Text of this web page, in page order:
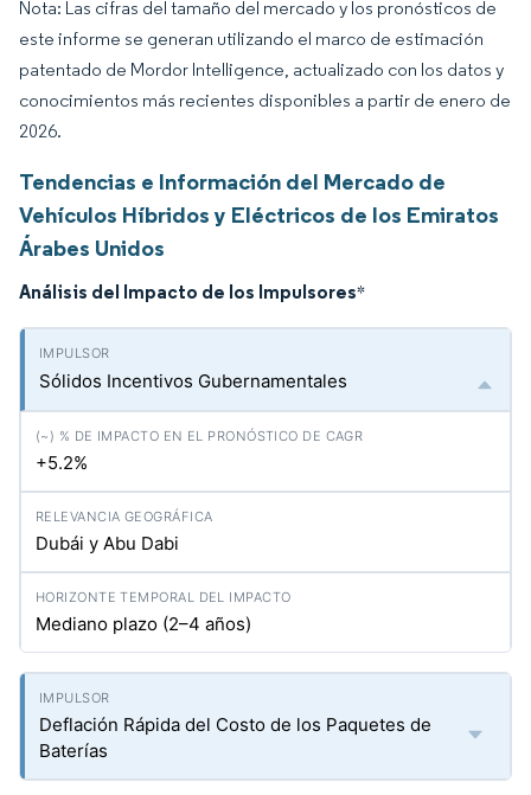
Nota: Las cifras del tamaño del mercado y los pronósticos de
este informe se generan utilizando el marco de estimación
patentado de Mordor Intelligence, actualizado con los datos y
conocimientos más recientes disponibles a partir de enero de
2026.
Tendencias e Información del Mercado de
Vehículos Híbridos y Eléctricos de los Emiratos
Árabes Unidos
Análisis del Impacto de los Impulsores*
Sólidos Incentivos Gubernamentales
+5.2%
Dubái y Abu Dabi
Mediano plazo (2–4 años)
Deflación Rápida del Costo de los Paquetes de
Baterías